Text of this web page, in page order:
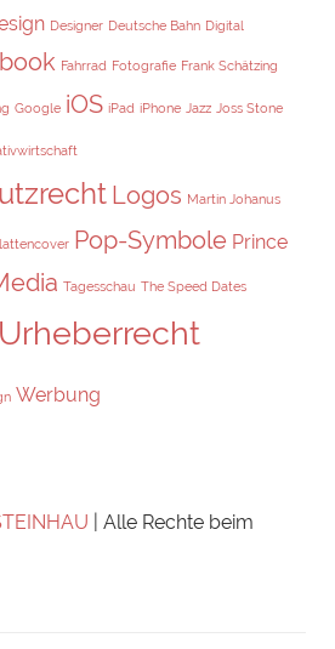
Designer Deutsche Bahn Digital
Fahrrad Fotografie Frank Schätzing
Google iOS iPad iPhone Jazz Joss Stone
Logos Martin Johanus
Pop-Symbole Prince
Tagesschau The Speed Dates
Urheberrecht
Werbung
| Alle Rechte beim